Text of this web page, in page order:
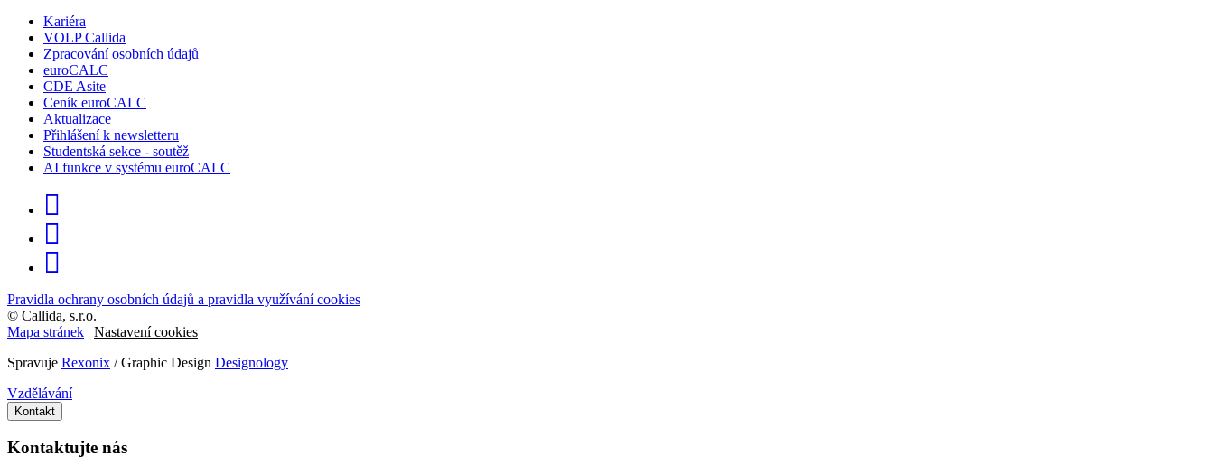
Kariéra
VOLP Callida
Zpracování osobních údajů
euroCALC
CDE Asite
Ceník euroCALC
Aktualizace
Přihlášení k newsletteru
Studentská sekce - soutěž
AI funkce v systému euroCALC
Pravidla ochrany osobních údajů a pravidla využívání cookies
© Callida, s.r.o.
Mapa stránek | Nastavení cookies
Spravuje Rexonix / Graphic Design Designology
Vzdělávání
Kontakt
Kontaktujte nás